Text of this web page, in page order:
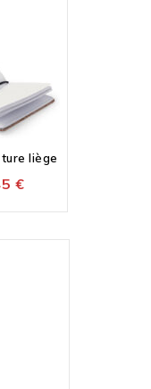
liège
€